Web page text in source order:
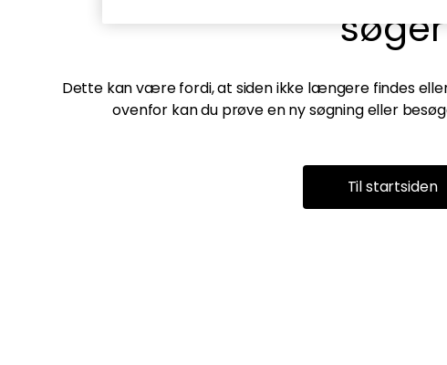
søger
Dette kan være fordi, at siden ikke længere findes
ovenfor kan du prøve en ny søgning eller
Til startsiden